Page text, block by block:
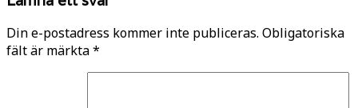
Din e-postadress kommer inte publiceras. Obligatoriska
fält är märkta*